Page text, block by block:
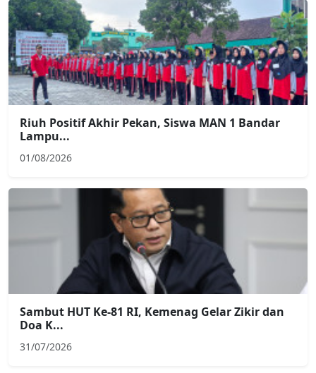
Riuh Positif Akhir Pekan, Siswa MAN 1 Bandar
Lampu...
01/08/2026
Sambut HUT Ke-81 RI, Kemenag Gelar Zikir dan
Doa K...
31/07/2026